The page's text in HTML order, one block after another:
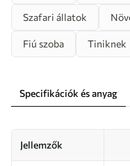
Szafari állatok
Fiú szoba Tiniknek
Specifikációk és anyag
Jellemzők